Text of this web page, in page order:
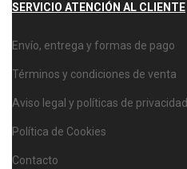
SERVICIO ATENCIÓN AL CLIENTE
Envío, entrega y formas de pago
Términos y condiciones de venta
Aviso legal y políticas de privacidad
Política de Cookies
Contacto